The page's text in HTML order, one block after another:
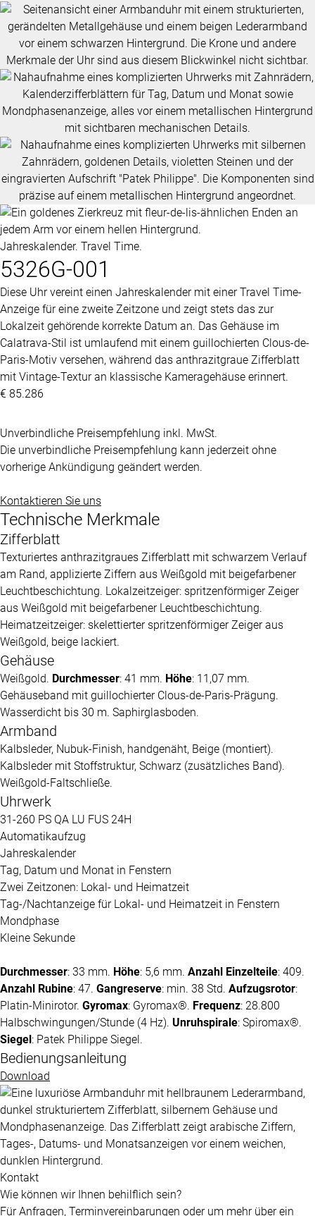
Jahreskalender. Travel Time.
5326G-001
Diese Uhr vereint einen Jahreskalender mit einer Travel Time-
Anzeige für eine zweite Zeitzone und zeigt stets das zur
Lokalzeit gehörende korrekte Datum an. Das Gehäuse im
Calatrava-Stil ist umlaufend mit einem guillochierten Clous-de-
Paris-Motiv versehen, während das anthrazitgraue Zifferblatt
mit Vintage-Textur an klassische Kameragehäuse erinnert.
€ 85.286
Unverbindliche Preisempfehlung inkl. MwSt.
Die unverbindliche Preisempfehlung kann jederzeit ohne
vorherige Ankündigung geändert werden.
Kontaktieren Sie uns
Technische Merkmale
Zifferblatt
Texturiertes anthrazitgraues Zifferblatt mit schwarzem Verlauf
am Rand, applizierte Ziffern aus Weißgold mit beigefarbener
Leuchtbeschichtung. Lokalzeitzeiger: spritzenförmiger Zeiger
aus Weißgold mit beigefarbener Leuchtbeschichtung.
Heimatzeitzeiger: skelettierter spritzenförmiger Zeiger aus
Weißgold, beige lackiert.
Gehäuse
Weißgold. Durchmesser: 41 mm. Höhe: 11,07 mm.
Gehäuseband mit guillochierter Clous-de-Paris-Prägung.
Wasserdicht bis 30 m. Saphirglasboden.
Armband
Kalbsleder, Nubuk-Finish, handgenäht, Beige (montiert).
Kalbsleder mit Stoffstruktur, Schwarz (zusätzliches Band).
Weißgold-Faltschließe.
Uhrwerk
31-260 PS QA LU FUS 24H
Automatikaufzug
Jahreskalender
Tag, Datum und Monat in Fenstern
Zwei Zeitzonen: Lokal- und Heimatzeit
Tag-/Nachtanzeige für Lokal- und Heimatzeit in Fenstern
Mondphase
Kleine Sekunde
Durchmesser: 33 mm. Höhe: 5,6 mm. Anzahl Einzelteile: 409.
Anzahl Rubine: 47. Gangreserve: min. 38 Std. Aufzugsrotor:
Platin-Minirotor. Gyromax: Gyromax®. Frequenz: 28.800
Halbschwingungen/Stunde (4 Hz). Unruhspirale: Spiromax®.
Siegel: Patek Philippe Siegel.
Bedienungsanleitung
Download
Kontakt
Wie können wir Ihnen behilflich sein?
Für Anfragen, Terminvereinbarungen oder um mehr über ein